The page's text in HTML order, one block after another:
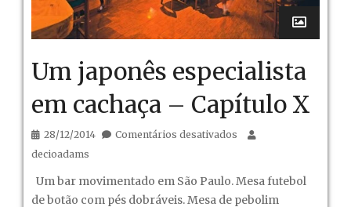
Um japonês especialista
em cachaça – Capítulo X
28/12/2014 Comentários desativados em
especialista
decioadams
Um bar movimentado em São Paulo. Mesa futebol
de botão com pés dobráveis. Mesa de pebolim